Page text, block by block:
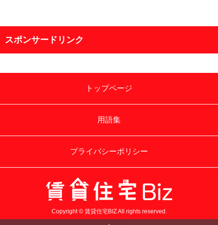
スポンサードリンク
トップページ
用語集
プライバシーポリシー
Copyright © 賃貸住宅BIZ All rights reserved.